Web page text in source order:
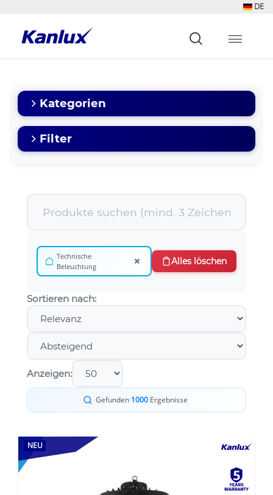
DE
główna
Kategorien
Filter
Technische
Beleuchtung
× Alles löschen
Sortieren nach:
Anzeigen:
Gefunden 1000Ergebnisse
NEU